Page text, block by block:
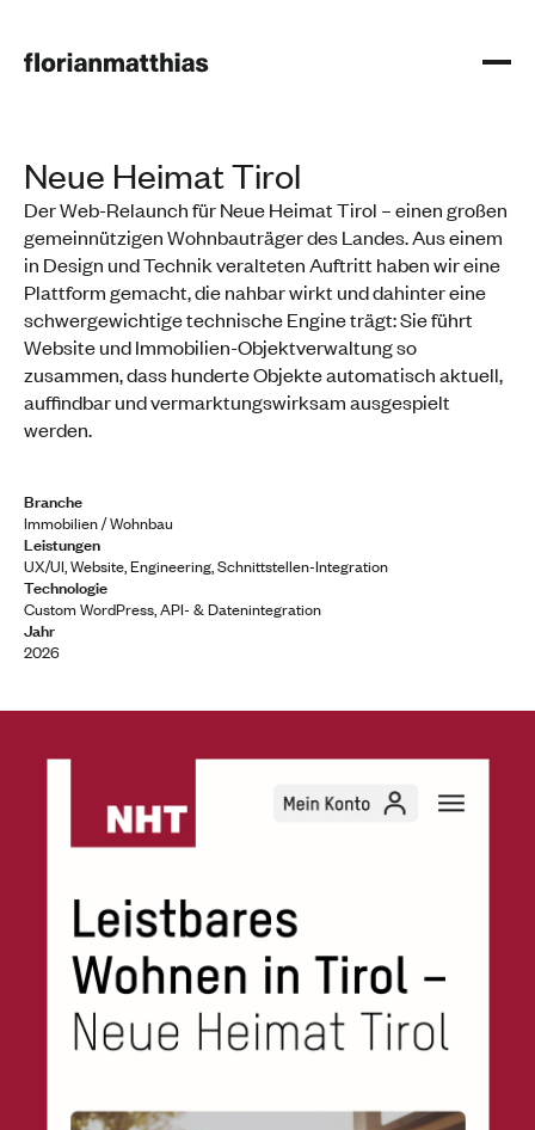
Neue Heimat Tirol
Der Web-Relaunch für Neue Heimat Tirol – einen großen
gemeinnützigen Wohnbauträger des Landes. Aus einem
in Design und Technik veralteten Auftritt haben wir eine
Plattform gemacht, die nahbar wirkt und dahinter eine
schwergewichtige technische Engine trägt: Sie führt
Website und Immobilien-Objektverwaltung so
zusammen, dass hunderte Objekte automatisch aktuell,
auffindbar und vermarktungswirksam ausgespielt
werden.
Branche
Immobilien / Wohnbau
Leistungen
UX/UI, Website, Engineering, Schnittstellen-Integration
Technologie
Custom WordPress, API- & Datenintegration
Jahr
2026